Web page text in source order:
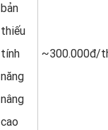
bản
thiếu
tính
năng
nâng
cao
~300.000đ/